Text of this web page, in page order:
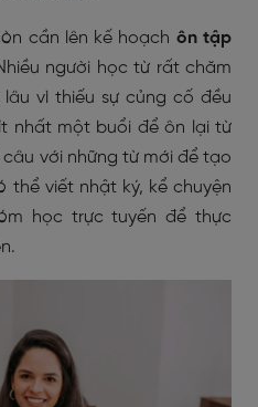
cần lên kế hoạch ôn tập
người học từ rất chăm
vì thiếu sự củng cố đều
nhất một buổi để ôn lại từ
với những từ mới để tạo
thể viết nhật ký, kể chuyện
học trực tuyến để thực